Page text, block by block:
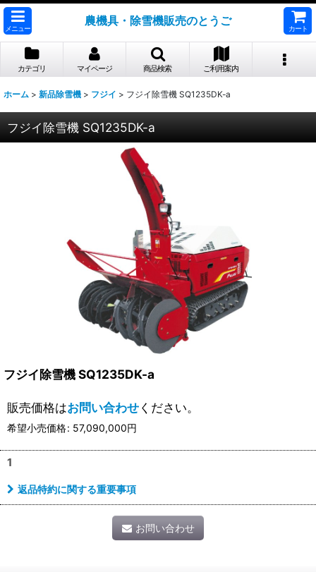
メニュー
農機具・除雪機販売のとうご
カート
カテゴリ マイページ 商品検索 ご利用案内
ホーム > 新品除雪機 > フジイ > フジイ除雪機 SQ1235DK-a
フジイ除雪機 SQ1235DK-a
フジイ除雪機 SQ1235DK-a
販売価格はお問い合わせください。
希望小売価格: 57,090,000円
1
返品特約に関する重要事項
お問い合わせ